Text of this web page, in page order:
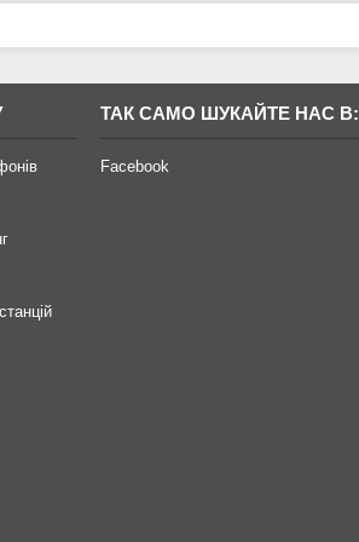
ТАК САМО ШУКАЙТЕ НАС В:
Facebook